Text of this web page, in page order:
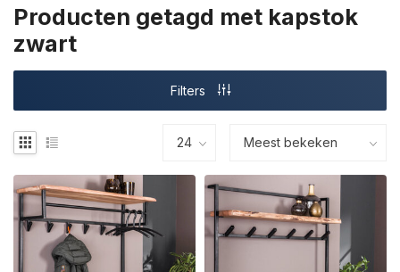
Producten getagd met kapstok
zwart
Filters